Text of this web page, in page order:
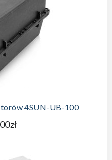
4SUN-UB-100